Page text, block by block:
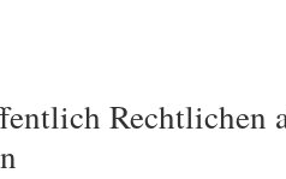
Rechtlichen